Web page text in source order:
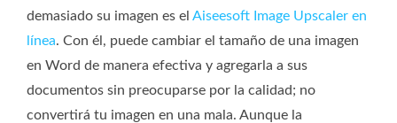
demasiado su imagen es el Aiseesoft Image Upscaler en
línea. Con él, puede cambiar el tamaño de una imagen
en Word de manera efectiva y agregarla a sus
documentos sin preocuparse por la calidad; no
convertirá tu imagen en una mala. Aunque la